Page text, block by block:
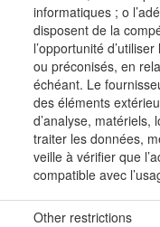
informatiques ; o
disposent de la
l’opportunité
ou préconisés, en
échéant. Le
des éléments
d’analyse, matériels,
traiter les données,
veille à vérifier que
compatible avec
Other restrictions